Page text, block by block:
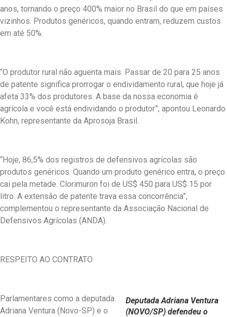
anos, tornando o preço 400% maior no Brasil do que em países
vizinhos. Produtos genéricos, quando entram, reduzem custos
em até 50%.
“O produtor rural não aguenta mais. Passar de 20 para 25 anos
de patente significa prorrogar o endividamento rural, que hoje já
afeta 33% dos produtores. A base da nossa economia é
agrícola e você está endividando o produtor”, apontou Leonardo
Kohn, representante da Aprosoja Brasil.
“Hoje, 86,5% dos registros de defensivos agrícolas são
produtos genéricos. Quando um produto genérico entra, o preço
cai pela metade. Clorimuron foi de US$ 450 para US$ 15 por
litro. A extensão de patente trava essa concorrência”,
complementou o representante da Associação Nacional de
Defensivos Agrícolas (ANDA).
RESPEITO AO CONTRATO
Deputada Adriana Ventura
(NOVO/SP) defendeu o
Parlamentares como a deputada
Adriana Ventura (Novo-SP) e o